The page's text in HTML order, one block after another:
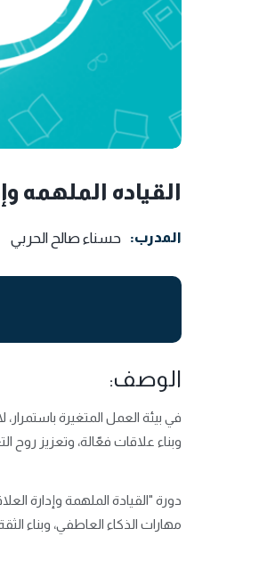
القياده الملهمه
المدرب: حسناء صالح الحربي
الوصف:
في بيئة العمل المتغيرة
وبناء علاقات فعّالة، وتعزيز روح
دورة "القيادة الملهمة وإدارة
مهارات الذكاء العاطفي، وبناء